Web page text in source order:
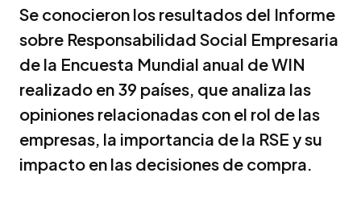
Se conocieron los resultados del Informe
sobre Responsabilidad Social Empresaria
de la Encuesta Mundial anual de WIN
realizado en 39 países, que analiza las
opiniones relacionadas con el rol de las
empresas, la importancia de la RSE y su
impacto en las decisiones de compra.